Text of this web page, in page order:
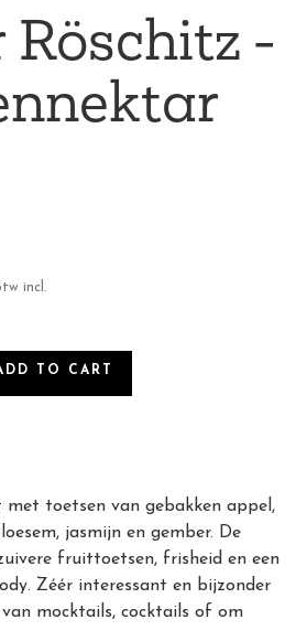
-
incl.
TO CART
toetsen van gebakken appel,
jasmijn en gember. De
fruittoetsen, frisheid en een
Zéér interessant en bijzonder
mocktails, cocktails of om